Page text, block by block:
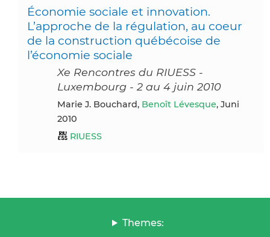
Économie sociale et innovation.
L’approche de la régulation, au coeur
de la construction québécoise de
l’économie sociale
Xe Rencontres du RIUESS -
Luxembourg - 2 au 4 juin 2010
Marie J. Bouchard, Benoît Lévesque, Juni
2010
RIUESS
Themes: